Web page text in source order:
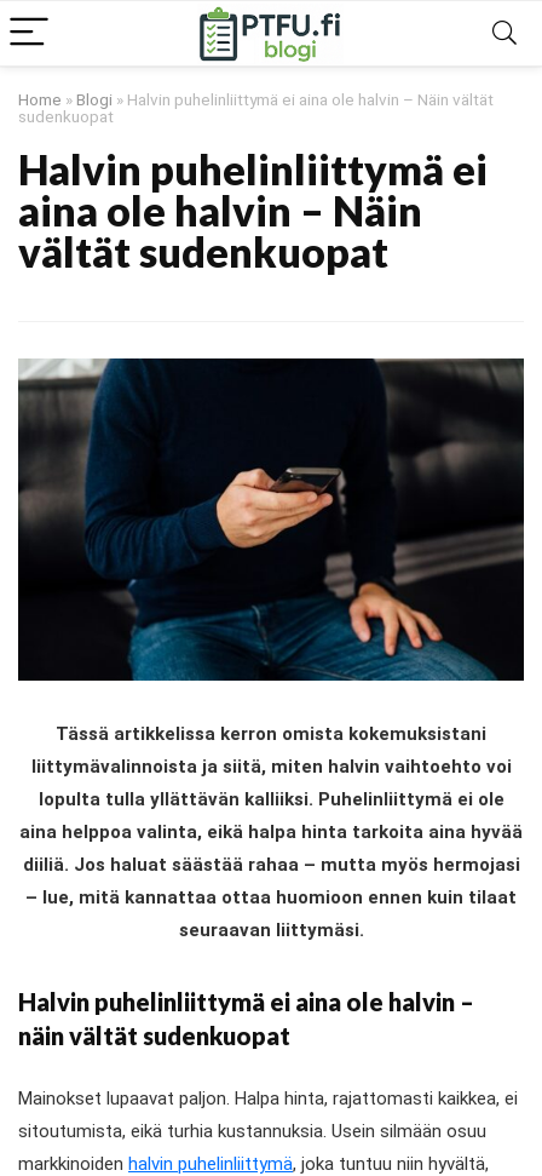
Home » Blogi » Halvin puhelinliittymä ei aina ole halvin – Näin vältät
sudenkuopat
Halvin puhelinliittymä ei
aina ole halvin – Näin
vältät sudenkuopat
Tässä artikkelissa kerron omista kokemuksistani
liittymävalinnoista ja siitä, miten halvin vaihtoehto voi
lopulta tulla yllättävän kalliiksi. Puhelinliittymä ei ole
aina helppoa valinta, eikä halpa hinta tarkoita aina hyvää
diiliä. Jos haluat säästää rahaa – mutta myös hermojasi
– lue, mitä kannattaa ottaa huomioon ennen kuin tilaat
seuraavan liittymäsi.
Halvin puhelinliittymä ei aina ole halvin –
näin vältät sudenkuopat
Mainokset lupaavat paljon. Halpa hinta, rajattomasti kaikkea, ei
sitoutumista, eikä turhia kustannuksia. Usein silmään osuu
markkinoiden halvin puhelinliittymä, joka tuntuu niin hyvältä,